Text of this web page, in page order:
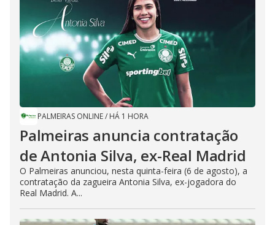
PALMEIRAS ONLINE/ HÁ 1 HORA
Palmeiras anuncia contratação
de Antonia Silva, ex-Real Madrid
O Palmeiras anunciou, nesta quinta-feira (6 de agosto), a
contratação da zagueira Antonia Silva, ex-jogadora do
Real Madrid. A...